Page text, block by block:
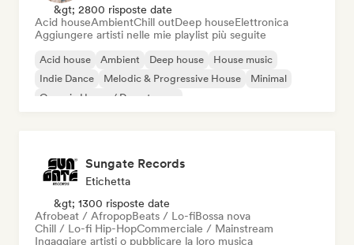
&gt; 2800 risposte date
Acid houseAmbientChill outDeep houseElettronica
Aggiungere artisti nelle mie playlist più seguite
Acid house Ambient Deep house
House music
Indie Dance
Melodic & Progressive House
Minimal
Organic House / Downtempo
Sungate Records
Etichetta
&gt; 1300 risposte date
Afrobeat / AfropopBeats / Lo-fiBossa nova
Chill / Lo-fi Hip-HopCommerciale / Mainstream
Ingaggiare artisti o pubblicare la loro musica